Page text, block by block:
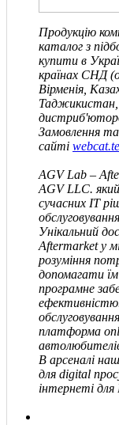
Продукцію
каталог з
купити в
країнах СНД
Вірменія,
Замовлення
сайті
AGV Lab –
AGVLLC.
сучасних IT
Унікальний
Aftermarket у
розуміння
допомагати
програмне
платформа
В арсеналі
для digital
інтернеті